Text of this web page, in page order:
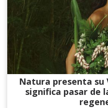
Natura presenta su
significa pasar de